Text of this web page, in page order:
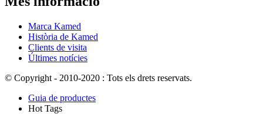
Marca Kamed
Història de Kamed
Clients de visita
Últimes notícies
© Copyright - 2010-2020 : Tots els drets reservats.
Guia de productes
Hot Tags